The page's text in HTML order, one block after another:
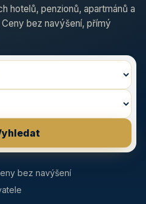
hotelů, penzionů, apartmánů a
bez navýšení, přímý
bez navýšení